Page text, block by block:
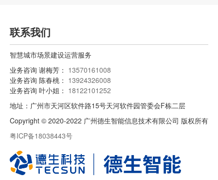
联系我们
智慧城市场景建设运营服务
业务咨询 谢梅芳： 13570161008
业务咨询 陈春桃： 13924326008
业务咨询 叶小姐： 18122101252
地址：广州市天河区软件路15号天河软件园管委会F栋二层
Copyright © 2020-2022 广州德生智能信息技术有限公司 版权所有
粤ICP备18038443号